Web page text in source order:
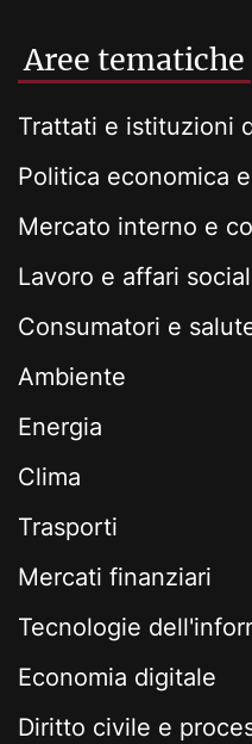
Aree tematiche
Trattati e istituzioni
Politica economica
Mercato interno e
Lavoro e affari
Consumatori e
Ambiente
Energia
Clima
Trasporti
Mercati finanziari
Tecnologie
Economia digitale
Diritto civile e